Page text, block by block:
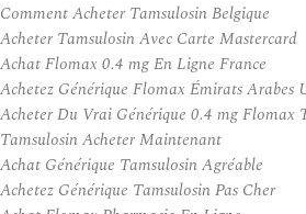
Comment Acheter Tamsulosin Belgique
Acheter Tamsulosin Avec Carte Mastercard
Achat Flomax 0.4 mg En Ligne France
Achetez Générique Flomax Émirats Arabes
Acheter Du Vrai Générique 0.4 mg Flomax
Tamsulosin Acheter Maintenant
Achat Générique Tamsulosin Agréable
Achetez Générique Tamsulosin Pas Cher